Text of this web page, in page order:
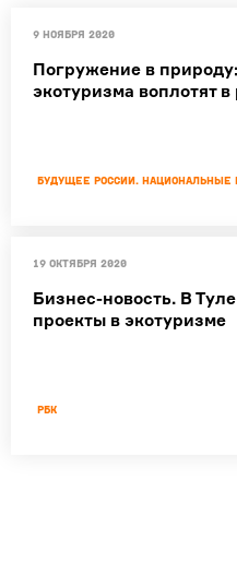
9 ноября 2020
Погружение в
экотуризма воплотят в
Будущее России. Национальные
19 октября 2020
Бизнес-новость. В
проекты в экотуризме
РБК